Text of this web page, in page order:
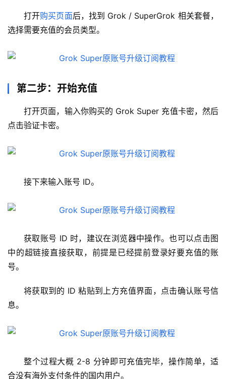
c
打开购买页面后，找到 Grok / SuperGrok 相关套餐，
选择需要充值的会员类型。
第二步：开始充值
打开页面，输入你购买的 Grok Super 充值卡密，然后
点击验证卡密。
接下来输入账号 ID。
获取账号 ID 时，建议在浏览器中操作。也可以点击图
中的超链接直接获取，前提是已经提前登录好要充值的账
号。
将获取到的 ID 粘贴到上方充值界面，点击确认账号信
息。
整个过程大概 2-8 分钟即可充值完毕，操作简单，适
合没有海外支付条件的国内用户。